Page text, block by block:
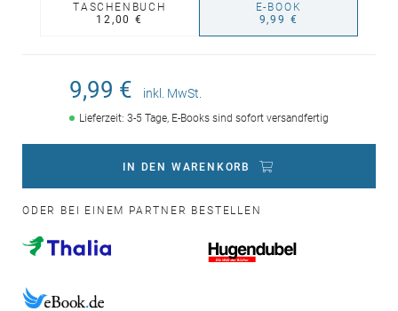
TASCHENBUCH
12,00 €
E-BOOK
9,99 €
9,99 € inkl. MwSt.
Lieferzeit: 3-5 Tage, E-Books sind sofort versandfertig
IN DEN WARENKORB
ODER BEI EINEM PARTNER BESTELLEN